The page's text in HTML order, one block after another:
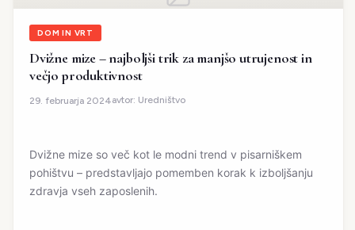
DOM IN VRT
Dvižne mize – najboljši trik za manjšo utrujenost in
večjo produktivnost
29. februarja 2024avtor: Uredništvo
Dvižne mize so več kot le modni trend v pisarniškem
pohištvu – predstavljajo pomemben korak k izboljšanju
zdravja vseh zaposlenih.